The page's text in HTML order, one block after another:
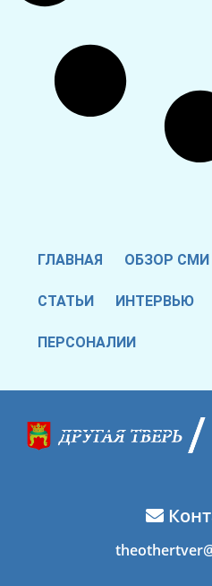
ГЛАВНАЯ ОБЗОР СМИ
СТАТЬИ ИНТЕРВЬЮ
ПЕРСОНАЛИИ